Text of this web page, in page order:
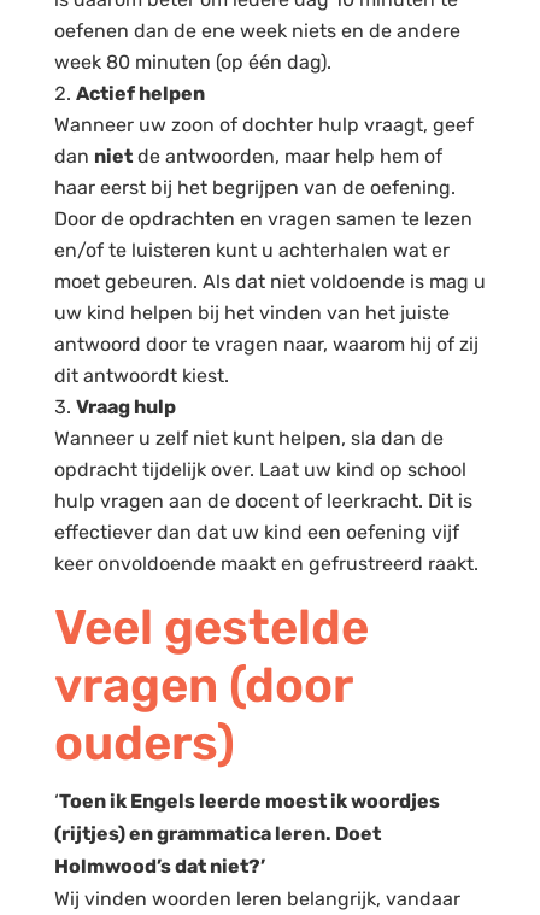
oefenen dan de ene week niets en de andere
week 80 minuten (op één dag).
Actief helpen
Wanneer uw zoon of dochter hulp vraagt, geef
dan nietde antwoorden, maar help hem of
haar eerst bij het begrijpen van de oefening.
Door de opdrachten en vragen samen te lezen
en/of te luisteren kunt u achterhalen wat er
moet gebeuren. Als dat niet voldoende is mag u
uw kind helpen bij het vinden van het juiste
antwoord door te vragen naar, waarom hij of zij
dit antwoordt kiest.
Vraag hulp
Wanneer u zelf niet kunt helpen, sla dan de
opdracht tijdelijk over. Laat uw kind op school
hulp vragen aan de docent of leerkracht. Dit is
effectiever dan dat uw kind een oefening vijf
keer onvoldoende maakt en gefrustreerd raakt.
Veel gestelde
vragen (door
ouders)
‘Toen ik Engels leerde moest ik woordjes
(rijtjes) en grammatica leren. Doet
Holmwood’s dat niet?’
Wij vinden woorden leren belangrijk, vandaar